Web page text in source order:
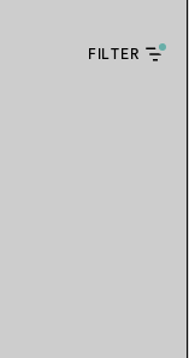
FILTER
mit